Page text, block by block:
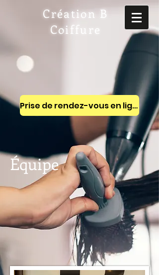
Création B
Coiffure
Prise de rendez-vous en ligne
Équipe